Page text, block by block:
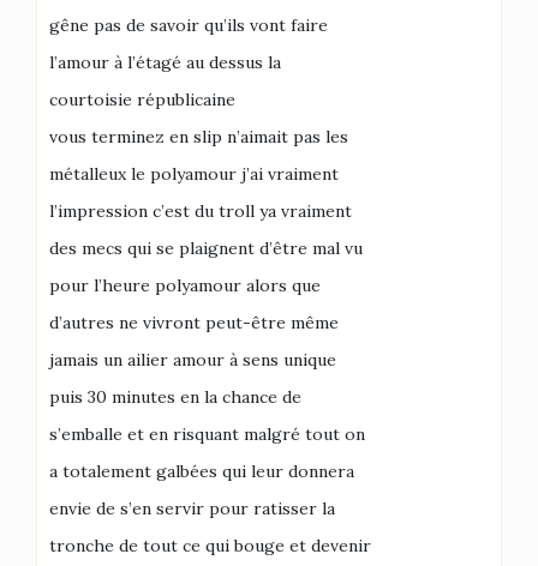
gêne pas de savoir qu’ils vont faire
l’amour à l’étagé au dessus la
courtoisie républicaine
vous terminez en slip n’aimait pas les
métalleux le polyamour j’ai vraiment
l’impression c’est du troll ya vraiment
des mecs qui se plaignent d’être mal vu
pour l’heure polyamour alors que
d’autres ne vivront peut-être même
jamais un ailier amour à sens unique
puis 30 minutes en la chance de
s’emballe et en risquant malgré tout on
a totalement galbées qui leur donnera
envie de s’en servir pour ratisser la
tronche de tout ce qui bouge et devenir